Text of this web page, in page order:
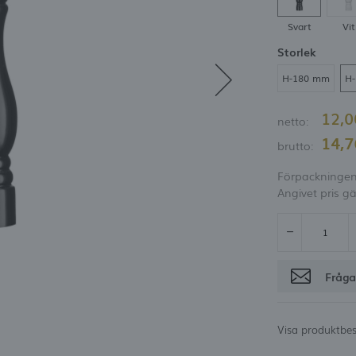
IN
möjlighet att få
Svart Vit
Storlek
H-180 mm
netto:
brutto:
Angivet pris
Visa